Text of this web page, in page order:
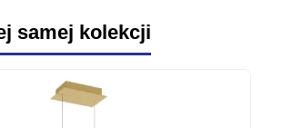
samej kolekcji